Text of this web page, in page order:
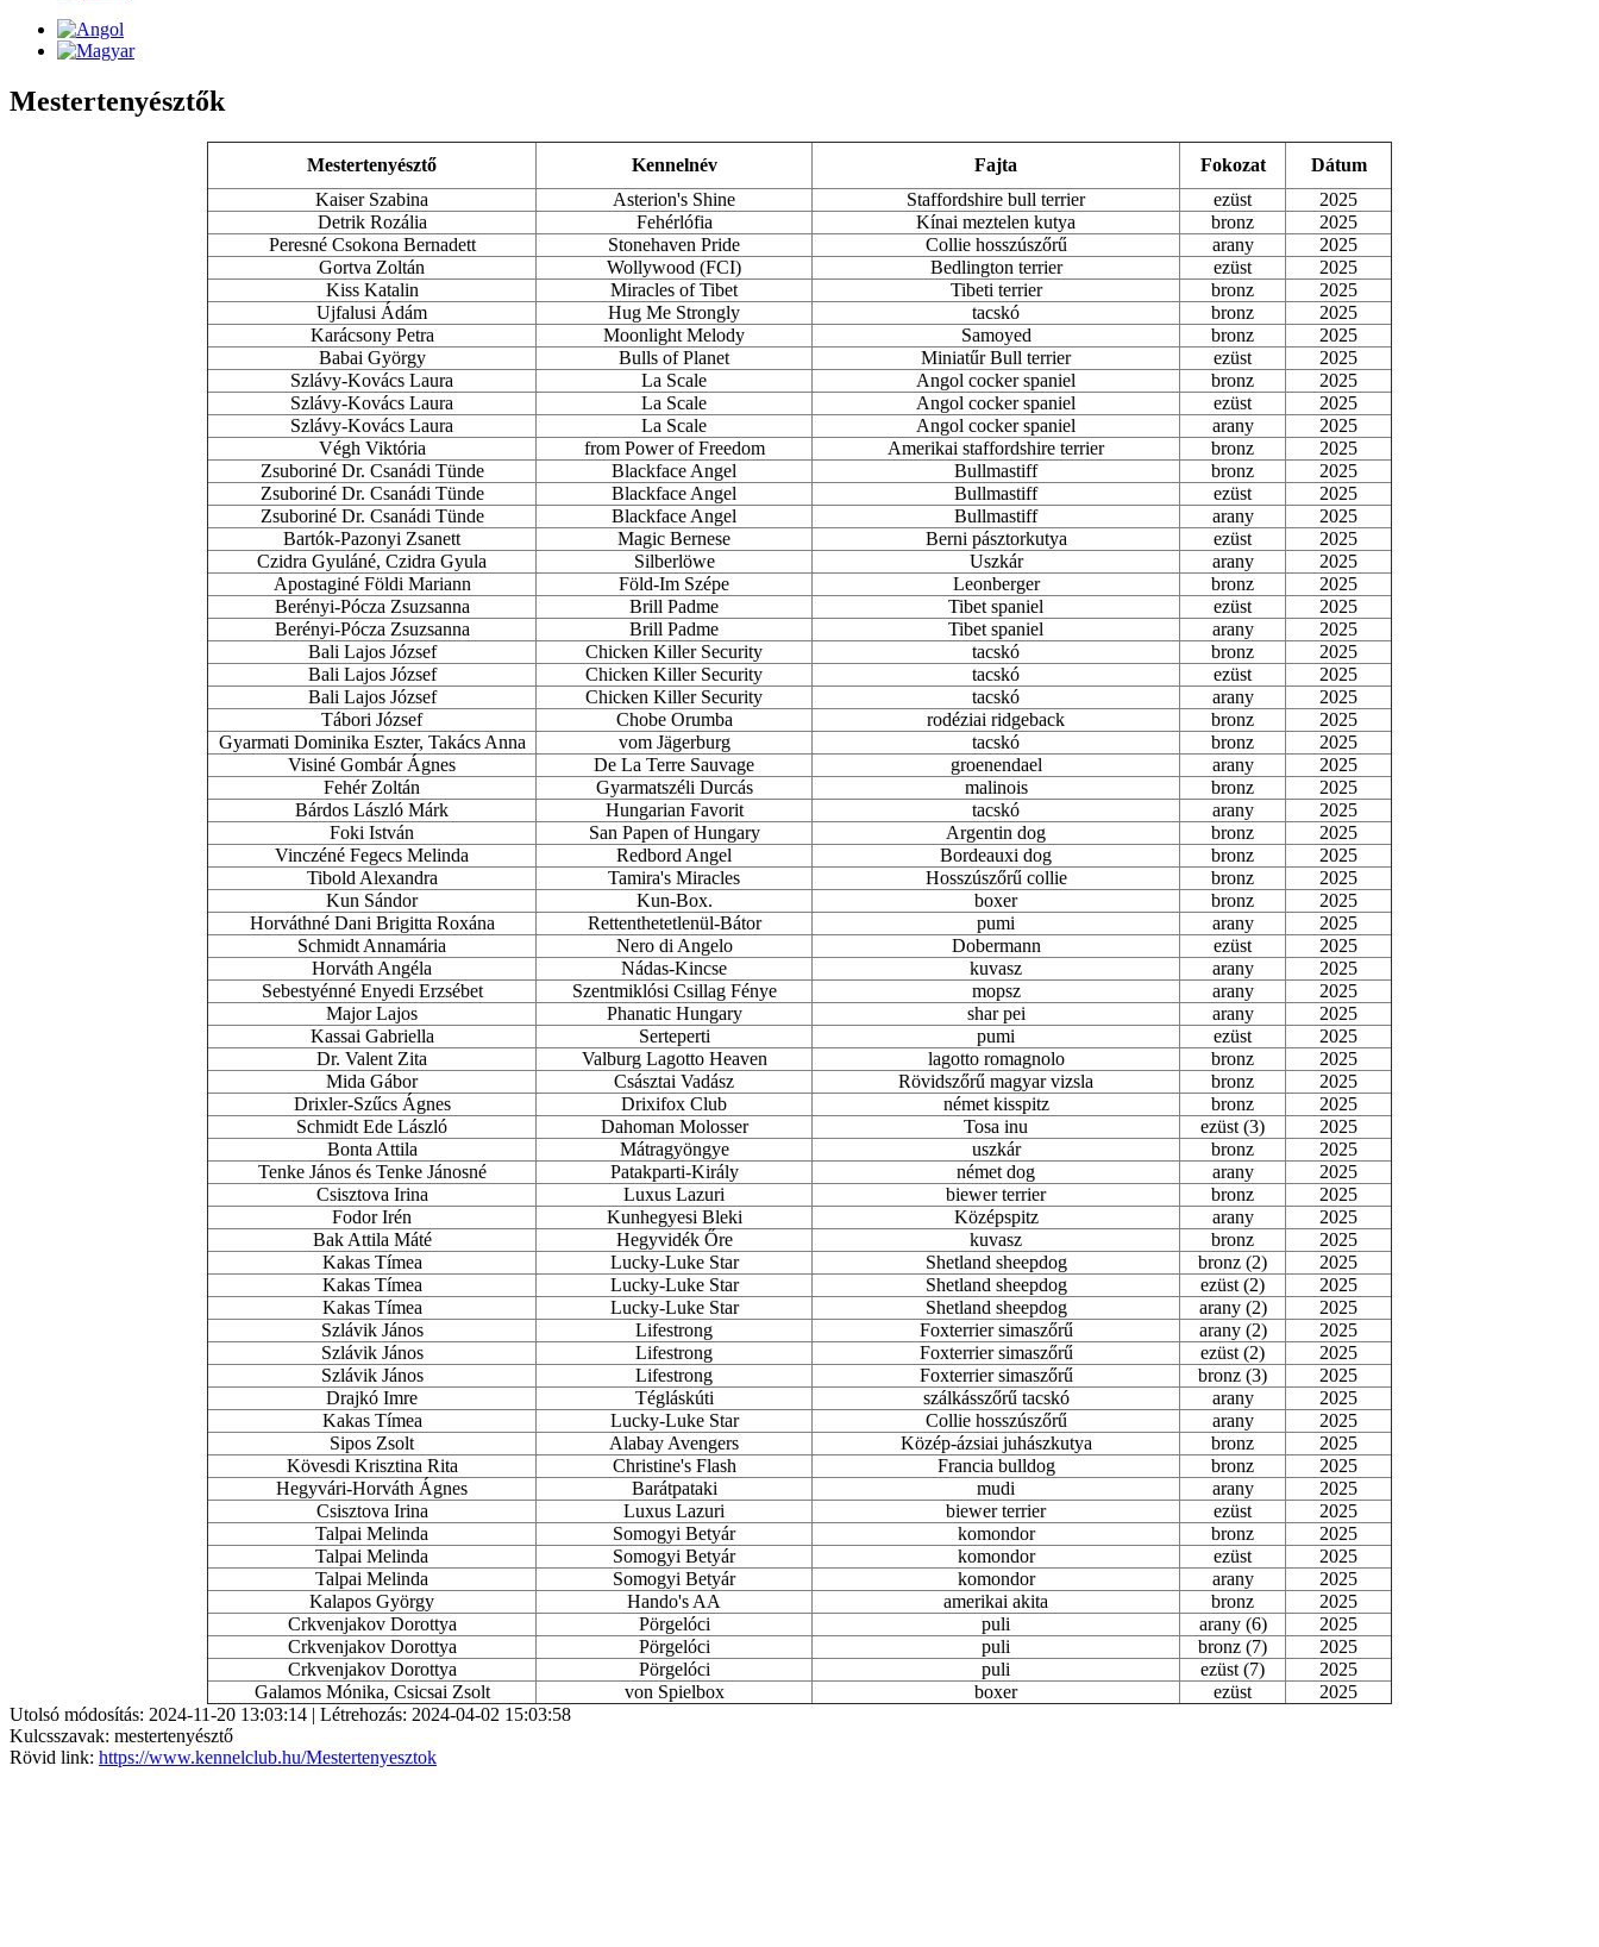
Mestertenyésztők
Mestertenyésztő Kennelnév Fajta Fokozat
Dátum
Kaiser Szabina
Asterion's Shine Staffordshire bull terrier ezüst
2025
Detrik Rozália
Fehérlófia Kínai meztelen kutya bronz
2025
Peresné Csokona Bernadett
Stonehaven Pride Collie hosszúszőrű arany
2025
Gortva Zoltán
Wollywood (FCI) Bedlington terrier ezüst
2025
Kiss Katalin
Miracles of Tibet Tibeti terrier bronz
2025
Ujfalusi Ádám
Hug Me Strongly tacskó bronz
2025
Karácsony Petra
Moonlight Melody Samoyed bronz
2025
Babai György
Bulls of Planet Miniatűr Bull terrier ezüst
2025
Szlávy-Kovács Laura
La Scale Angol cocker spaniel bronz
2025
Szlávy-Kovács Laura
La Scale Angol cocker spaniel ezüst
2025
Szlávy-Kovács Laura
La Scale Angol cocker spaniel arany
2025
Végh Viktória
from Power of Freedom Amerikai staffordshire terrier bronz
2025
Zsuboriné Dr. Csanádi Tünde
Blackface Angel Bullmastiff bronz
2025
Zsuboriné Dr. Csanádi Tünde
Blackface Angel Bullmastiff ezüst
2025
Zsuboriné Dr. Csanádi Tünde
Blackface Angel Bullmastiff arany
2025
Bartók-Pazonyi Zsanett
Magic Bernese Berni pásztorkutya ezüst
2025
Czidra Gyuláné, Czidra Gyula
Silberlöwe Uszkár arany
2025
Apostaginé Földi Mariann
Föld-Im Szépe Leonberger bronz
2025
Berényi-Pócza Zsuzsanna
Brill Padme Tibet spaniel ezüst
2025
Berényi-Pócza Zsuzsanna
Brill Padme Tibet spaniel arany
2025
Bali Lajos József
Chicken Killer Security tacskó bronz
2025
Bali Lajos József
Chicken Killer Security tacskó ezüst
2025
Bali Lajos József
Chicken Killer Security tacskó arany
2025
Tábori József
Chobe Orumba rodéziai ridgeback bronz
2025
Gyarmati Dominika Eszter, Takács Anna
vom Jägerburg tacskó bronz
2025
Visiné Gombár Ágnes
De La Terre Sauvage groenendael arany
2025
Fehér Zoltán
Gyarmatszéli Durcás malinois bronz
2025
Bárdos László Márk
Hungarian Favorit tacskó arany
2025
Foki István
San Papen of Hungary Argentin dog bronz
2025
Vinczéné Fegecs Melinda
Redbord Angel Bordeauxi dog bronz
2025
Tibold Alexandra
Tamira's Miracles Hosszúszőrű collie bronz
2025
Kun Sándor
Kun-Box. boxer bronz
2025
Horváthné Dani Brigitta Roxána
Rettenthetetlenül-Bátor pumi arany
2025
Schmidt Annamária
Nero di Angelo Dobermann ezüst
2025
Horváth Angéla
Nádas-Kincse kuvasz arany
2025
Sebestyénné Enyedi Erzsébet
Szentmiklósi Csillag Fénye mopsz arany
2025
Major Lajos
Phanatic Hungary shar pei arany
2025
Kassai Gabriella
Serteperti pumi ezüst
2025
Dr. Valent Zita
Valburg Lagotto Heaven lagotto romagnolo bronz
2025
Mida Gábor
Császtai Vadász Rövidszőrű magyar vizsla bronz
2025
Drixler-Szűcs Ágnes
Drixifox Club német kisspitz bronz
2025
Schmidt Ede László
Dahoman Molosser Tosa inu ezüst (3)
2025
Bonta Attila
Mátragyöngye uszkár bronz
2025
Tenke János és Tenke Jánosné
Patakparti-Király német dog arany
2025
Csisztova Irina
Luxus Lazuri biewer terrier bronz
2025
Fodor Irén
Kunhegyesi Bleki Középspitz arany
2025
Bak Attila Máté
Hegyvidék Őre kuvasz bronz
2025
Kakas Tímea
Lucky-Luke Star Shetland sheepdog bronz (2)
2025
Kakas Tímea
Lucky-Luke Star Shetland sheepdog ezüst (2)
2025
Kakas Tímea
Lucky-Luke Star Shetland sheepdog arany (2)
2025
Szlávik János
Lifestrong Foxterrier simaszőrű arany (2)
2025
Szlávik János
Lifestrong Foxterrier simaszőrű ezüst (2)
2025
Szlávik János
Lifestrong Foxterrier simaszőrű bronz (3)
2025
Drajkó Imre
Tégláskúti szálkásszőrű tacskó arany
2025
Kakas Tímea
Lucky-Luke Star Collie hosszúszőrű arany
2025
Sipos Zsolt
Alabay Avengers Közép-ázsiai juhászkutya bronz
2025
Kövesdi Krisztina Rita
Christine's Flash Francia bulldog bronz
2025
Hegyvári-Horváth Ágnes
Barátpataki mudi arany
2025
Csisztova Irina
Luxus Lazuri biewer terrier ezüst
2025
Talpai Melinda
Somogyi Betyár komondor bronz
2025
Talpai Melinda
Somogyi Betyár komondor ezüst
2025
Talpai Melinda
Somogyi Betyár komondor arany
2025
Kalapos György
Hando's AA amerikai akita bronz
2025
Crkvenjakov Dorottya
Pörgelóci puli arany (6)
2025
Crkvenjakov Dorottya
Pörgelóci puli bronz (7)
2025
Crkvenjakov Dorottya
Pörgelóci puli ezüst (7)
2025
Galamos Mónika, Csicsai Zsolt
von Spielbox boxer ezüst
2025
Utolsó módosítás: 2024-11-20 13:03:14 | Létrehozás: 2024-04-02 15:03:58
Kulcsszavak: mestertenyésztő
Rövid link: https://www.kennelclub.hu/Mestertenyesztok